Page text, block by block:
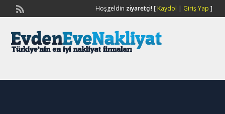
Hoşgeldin ziyaretçi![ Kaydol | Giriş Yap ]